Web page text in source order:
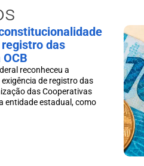
das
reconheceu a
de registro das
das Cooperativas
entidade estadual, como